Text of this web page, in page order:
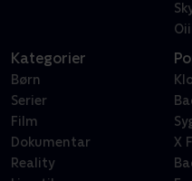
Kategorier
Børn
Serier
Film
Dokumentar
Reality
X